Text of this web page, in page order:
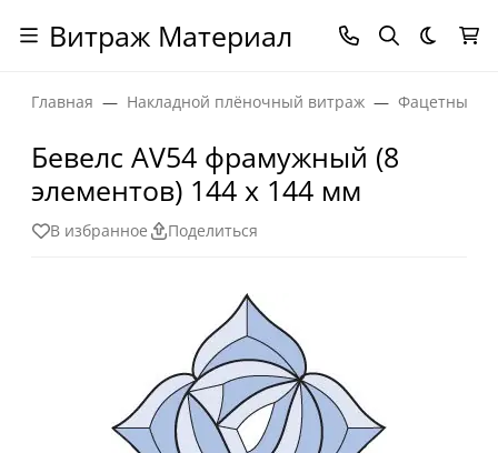
Витраж Материал Темная
Главная Накладной плёночный витраж Фацетные
Бевелс AV54 фрамужный (8
элементов) 144 х 144 мм
В избранное Поделиться